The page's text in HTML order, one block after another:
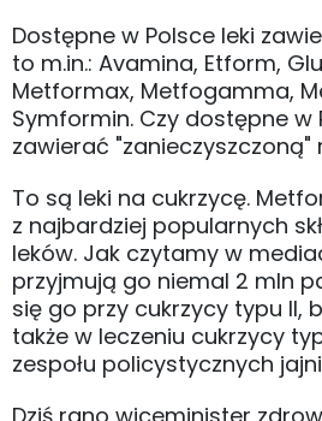
Dostępne w Polsce leki
to m.in.: Avamina, Etform,
Metformax, Metfogamma,
Symformin. Czy dostępne w
zawierać
To są leki na cukrzycę.
z najbardziej popularnych
leków. Jak czytamy w
przyjmują go niemal 2 mln
się go przy cukrzycy typu II,
także w leczeniu cukrzycy
zespołu policystycznych